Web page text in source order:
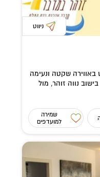
ניווט
באווירה שקטה ונעימה
נווה זוהר, מול
שמירה
למועדפים